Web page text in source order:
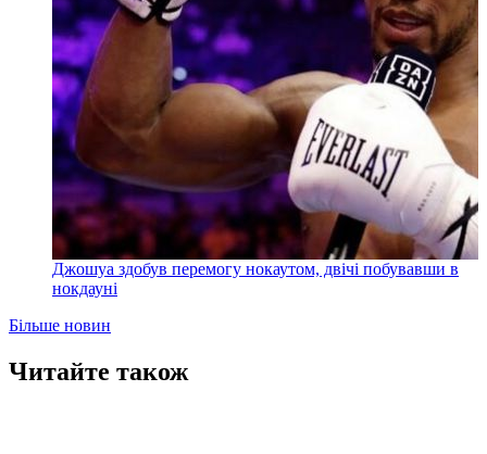
Джошуа здобув перемогу нокаутом, двічі побувавши в
нокдауні
Більше новин
Читайте також